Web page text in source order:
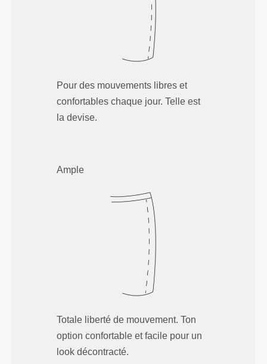
Pour des mouvements libres et
confortables chaque jour. Telle est
la devise.
Ample
Totale liberté de mouvement. Ton
option confortable et facile pour un
look décontracté.